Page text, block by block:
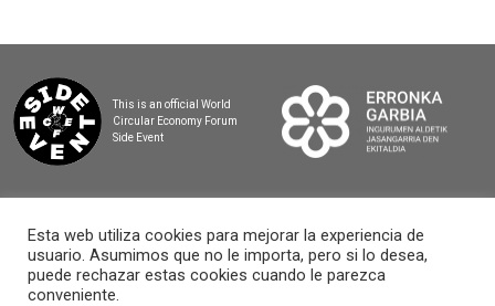
This is an official World
Circular Economy Forum
Side Event
2025 BASQUE CIRCULAR SUMMIT
Esta web utiliza cookies para mejorar la experiencia de
usuario. Asumimos que no le importa, pero si lo desea,
puede rechazar estas cookies cuando le parezca
conveniente.